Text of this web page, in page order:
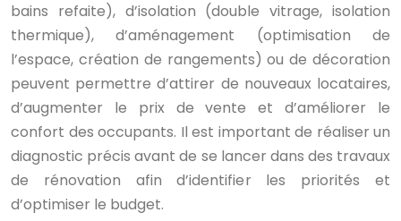
bains refaite), d’isolation (double vitrage, isolation
thermique), d’aménagement (optimisation de
l’espace, création de rangements) ou de décoration
peuvent permettre d’attirer de nouveaux locataires,
d’augmenter le prix de vente et d’améliorer le
confort des occupants. Il est important de réaliser un
diagnostic précis avant de se lancer dans des travaux
de rénovation afin d’identifier les priorités et
d’optimiser le budget.